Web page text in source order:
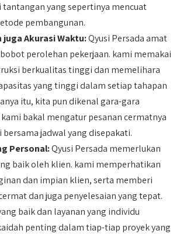
yang sepertinya mencuat
pembangunan.
juga Akurasi Waktu:Qyusi Persada amat
perolehan pekerjaan. kami memakai
berkualitas tinggi dan memelihara
yang tinggi dalam setiap tahapan
itu, kita pun dikenal gara-gara
bakal mengatur pesanan cermatnya
bersama jadwal yang disepakati.
Personal:Qyusi Persada memerlukan
baik oleh klien. kami memperhatikan
dan impian klien, serta memberi
dan juga penyelesaian yang tepat.
baik dan layanan yang individu
penting dalam tiap-tiap proyek yang